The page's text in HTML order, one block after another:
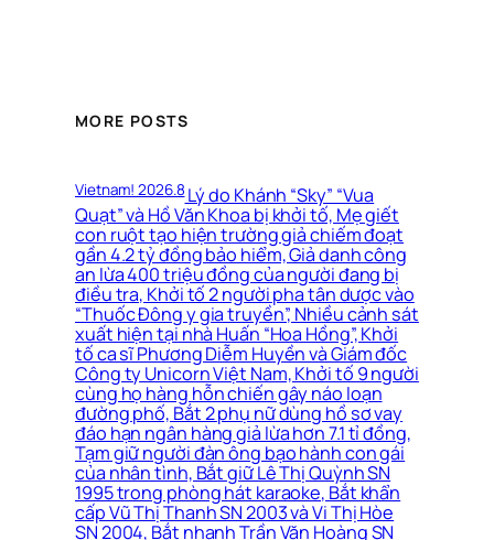
MORE POSTS
Vietnam! 2026.8Lý do Khánh “Sky” “Vua
Quạt” và Hồ Văn Khoa bị khởi tố, Mẹ giết
con ruột tạo hiện trường giả chiếm đoạt
gần 4.2 tỷ đồng bảo hiểm, Giả danh công
an lừa 400 triệu đồng của người đang bị
điều tra, Khởi tố 2 người pha tân dược vào
“Thuốc Đông y gia truyền”, Nhiều cảnh sát
xuất hiện tại nhà Huấn “Hoa Hồng”, Khởi
tố ca sĩ Phương Diễm Huyền và Giám đốc
Công ty Unicorn Việt Nam, Khởi tố 9 người
cùng họ hàng hỗn chiến gây náo loạn
đường phố, Bắt 2 phụ nữ dùng hồ sơ vay
đáo hạn ngân hàng giả lừa hơn 7.1 tỉ đồng,
Tạm giữ người đàn ông bạo hành con gái
của nhân tình, Bắt giữ Lê Thị Quỳnh SN
1995 trong phòng hát karaoke, Bắt khẩn
cấp Vũ Thị Thanh SN 2003 và Vi Thị Hòe
SN 2004, Bắt nhanh Trần Văn Hoàng SN